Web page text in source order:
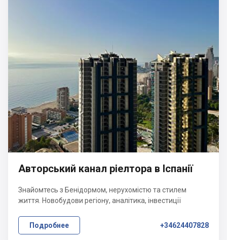
Авторський канал ріелтора в Іспанії
Знайомтесь з Бенідормом, нерухомістю та стилем
життя. Новобудови регіону, аналітика, інвестиції
Подробнее +34624407828